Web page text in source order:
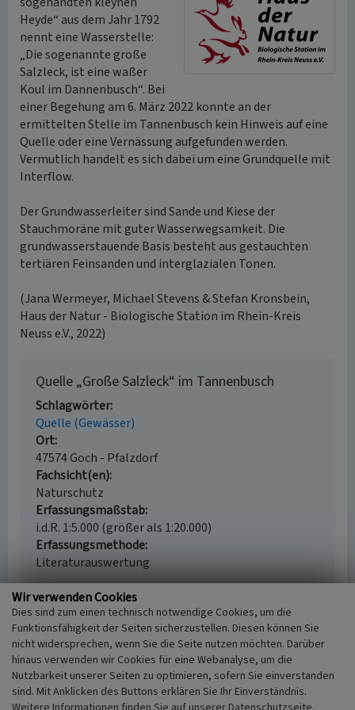
Heyde“ aus dem Jahr 1792
nennt eine Wasserstelle:
„Die sogenannte große
Salzleck, ist eine waßer
Koul im Dannenbusch“. Bei
einer Begehung am 6. März 2022 konnte an der
ermittelten Stelle im Tannenbusch kein Hinweis auf eine
Quelle oder eine Vernässung aufgefunden werden.
Vermutlich handelt es sich dabei um eine Grundquelle mit
Interflow.
Der Grundwasserleiter sind Sande und Kiese der
Stauchmoräne mit guter Wasserwegsamkeit. Die
grundwasserstauende Basis besteht aus gestauchten
tertiären Feinsanden und interglazialen Tonen.
(Jana Wermeyer, Michael Stevens & Stefan Kronsbein,
Haus der Natur - Biologische Station im Rhein-Kreis
Neuss e.V., 2022)
Quelle „Große Salzleck“ im Tannenbusch
Schlagwörter
Quelle (Gewässer)
Ort
47574 Goch - Pfalzdorf
Fachsicht(en)
Naturschutz
Erfassungsmaßstab
i.d.R. 1:5.000 (größer als 1:20.000)
Erfassungsmethode
Literaturauswertung
Empfohlene Zitierweise
Urheberrechtlicher Hinweis
Der hier präsentierte Inhalt steht unter der freien
Lizenz CC BY 4.0 (Namensnennung). Die angezeigten
Wir verwenden Cookies
Dies sind zum einen technisch notwendige Cookies, um die
Funktionsfähigkeit der Seiten sicherzustellen. Diesen können Sie
nicht widersprechen, wenn Sie die Seite nutzen möchten. Darüber
hinaus verwenden wir Cookies für eine Webanalyse, um die
Nutzbarkeit unserer Seiten zu optimieren, sofern Sie einverstanden
sind. Mit Anklicken des Buttons erklären Sie Ihr Einverständnis.